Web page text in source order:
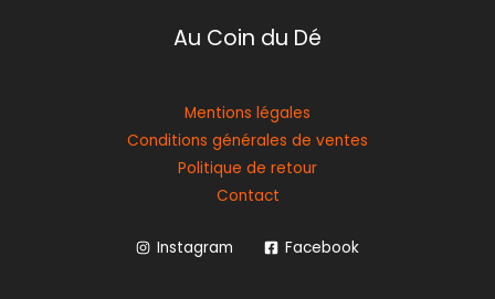
Au Coin du Dé
Mentions légales
Conditions générales de ventes
Politique de retour
Contact
Instagram Facebook